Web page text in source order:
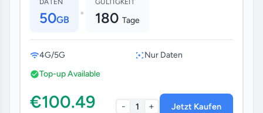
50GB • 180 Tage
4G/5G
Nur Daten
Top-up Available
€100.49 - 1 + Jetzt Kaufen